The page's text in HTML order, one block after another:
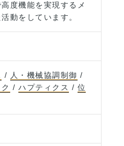
度機能を実現するメ
動をしています。
/ 人・機械協調制御 /
/ ハプティクス / 位